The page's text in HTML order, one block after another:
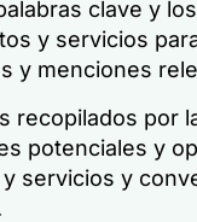
clave y
y servicios
y menciones
recopilados por
potenciales y
servicios y